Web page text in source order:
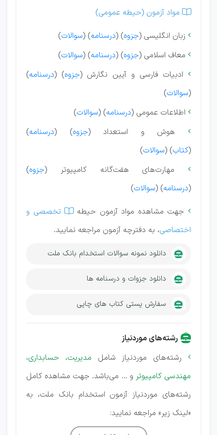
 مواد آزمون (حیطه عمومی)
 زبان انگلیسی (جزوه) (درسنامه) (سوالات)
 معاف اسلامی (جزوه) (درسنامه) (سوالات)
ادبیات فارسی و آیین نگارش (جزوه) (درسنامه)
(سوالات)
 اطلاعات عمومی (درسنامه) (سوالات)
هوش و استعداد (جزوه) (درسنامه)
(کتاب) (سوالات)
 مهارت‌های هفت‌گانه کامپیوتر (جزوه)
(درسنامه) (سوالات)
 جهت مشاهده مواد آزمون حیطه تخصصی و
اختصاصی، به دفترچه آزمون مراجعه نمایید.
دانلود نمونه سوالات استخدام بانک ملت
دانلود جزوات و درسنامه ها
سفارش پستی کتاب های چاپی
رشته‌های موردنیاز
رشته‌های موردنیاز شامل مدیریت، حسابداری،
مهندسی کامپیوتر و ... می‌باشد. جهت مشاهده کامل
رشته‌های موردنیاز آزمون استخدام بانک ملت، به
«لینک زیر» مراجعه نمایید: